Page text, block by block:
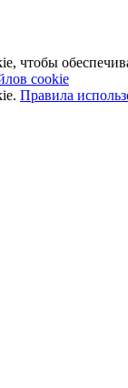
чтобы
cookie
Правила